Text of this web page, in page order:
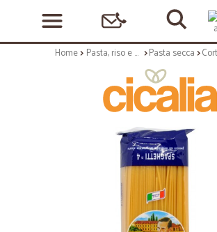
Home Pasta, riso e cerali Pasta secca